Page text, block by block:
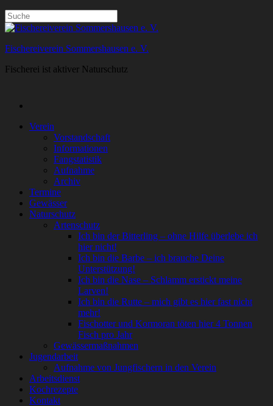
Fischereiverein Sommershausen e. V.
Fischerei ist aktiver Naturschutz
Verein
Vorstandschaft
Informationen
Fangstatistik
Aufnahme
Archiv
Termine
Gewässer
Naturschutz
Artenschutz
Ich bin der Bitterling – ohne Hilfe überlebe ich
hier nicht!
Ich bin die Barbe – ich brauche Deine
Unterstützung!
Ich bin die Nase – Schlamm erstickt meine
Larven!
Ich bin die Rutte – mich gibt es hier fast nicht
mehr!
Fischotter und Kormoran töten hier 4 Tonnen
Fisch pro Jahr
Gewässermaßnahmen
Jugendarbeit
Aufnahme von Jungfischern in den Verein
Arbeitsdienst
Kochrezepte
Kontakt